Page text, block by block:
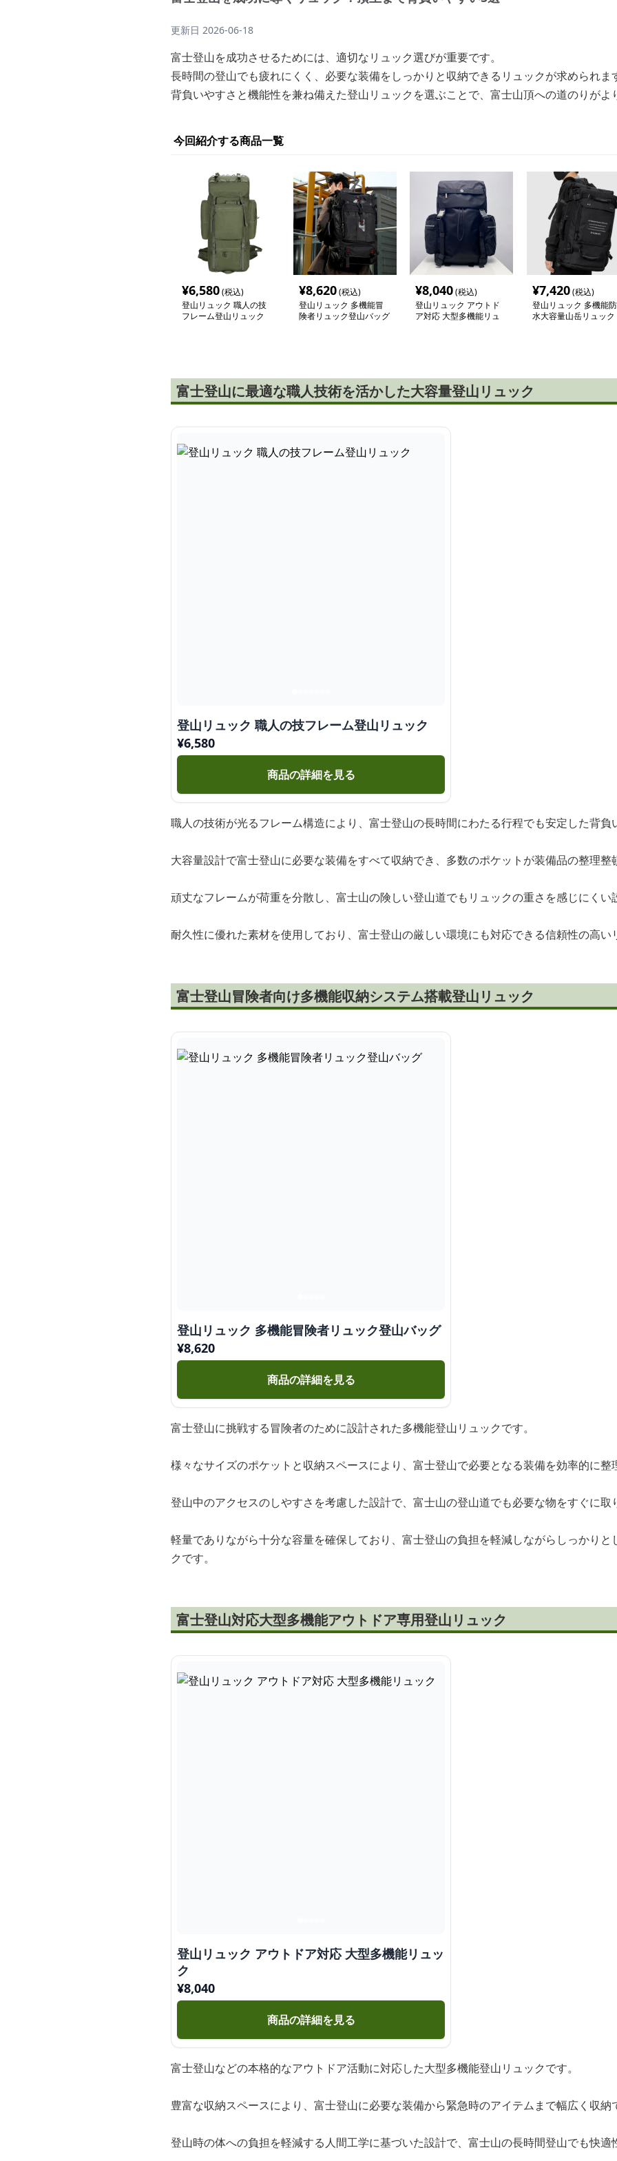
更新日 2026-06-18
富士登山を成功させるためには、適切なリュック選びが重要です。
長時間の登山でも疲れにくく、必要な装備をしっかりと収納できるリュックが求められま
背負いやすさと機能性を兼ね備えた登山リュックを選ぶことで、富士山頂への道のりがよ
今回紹介する商品一覧
¥6,580(税込)
登山リュック 職人の技
フレーム登山リュック
¥8,620(税込)
登山リュック 多機能冒
険者リュック登山バッグ
¥8,040(税込)
登山リュック アウトド
ア対応 大型多機能リュ
¥7,420(税込)
登山リュック 多機能防
水大容量山岳リュック
富士登山に最適な職人技術を活かした大容量登山リュック
登山リュック 職人の技フレーム登山リュック
¥6,580
商品の詳細を見る
職人の技術が光るフレーム構造により、富士登山の長時間にわたる行程でも安定した背負
大容量設計で富士登山に必要な装備をすべて収納でき、多数のポケットが装備品の整理整
頑丈なフレームが荷重を分散し、富士山の険しい登山道でもリュックの重さを感じにくい
耐久性に優れた素材を使用しており、富士登山の厳しい環境にも対応できる信頼性の高い
富士登山冒険者向け多機能収納システム搭載登山リュック
登山リュック 多機能冒険者リュック登山バッグ
¥8,620
商品の詳細を見る
富士登山に挑戦する冒険者のために設計された多機能登山リュックです。
様々なサイズのポケットと収納スペースにより、富士登山で必要となる装備を効率的に整
登山中のアクセスのしやすさを考慮した設計で、富士山の登山道でも必要な物をすぐに取
軽量でありながら十分な容量を確保しており、富士登山の負担を軽減しながらしっかりと
クです。
富士登山対応大型多機能アウトドア専用登山リュック
登山リュック アウトドア対応 大型多機能リュッ
ク
¥8,040
商品の詳細を見る
富士登山などの本格的なアウトドア活動に対応した大型多機能登山リュックです。
豊富な収納スペースにより、富士登山に必要な装備から緊急時のアイテムまで幅広く収納
登山時の体への負担を軽減する人間工学に基づいた設計で、富士山の長時間登山でも快適